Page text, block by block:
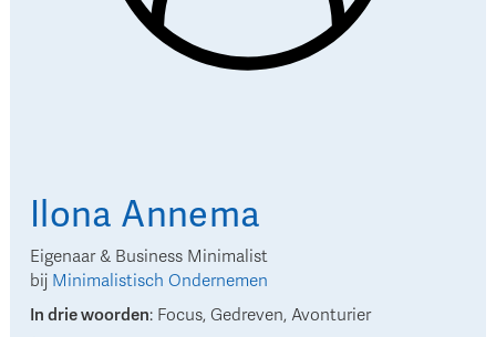
Ilona Annema
Eigenaar & Business Minimalist
bij Minimalistisch Ondernemen
In drie woorden: Focus, Gedreven, Avonturier